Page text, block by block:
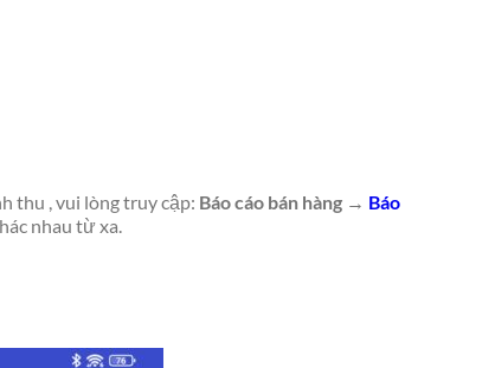
thu , vui lòng truy cập: Báo cáo bán hàng → Báo
nhau từ xa.